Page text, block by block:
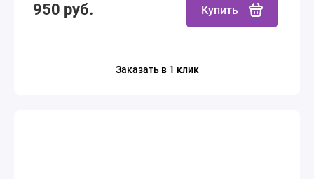
950 руб. Купить
Заказать в 1 клик